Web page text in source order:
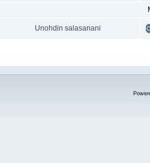
Unohdin salasanani